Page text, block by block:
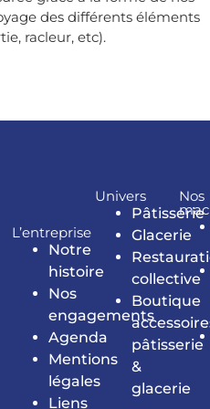
des différents éléments
racleur, etc).
L’entreprise
Notre
histoire
Nos
engagements
Agenda
Mentions
légales
Liens
Univers
Pâtisserie
Glacerie
collective
Boutique
pâtisserie
&
glacerie
Nos